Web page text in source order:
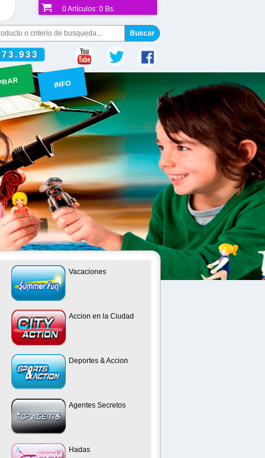
0Artículos: 0 Bs.
INFO
Vacaciones
Accion en la Ciudad
Deportes & Accion
Agentes Secretos
Hadas